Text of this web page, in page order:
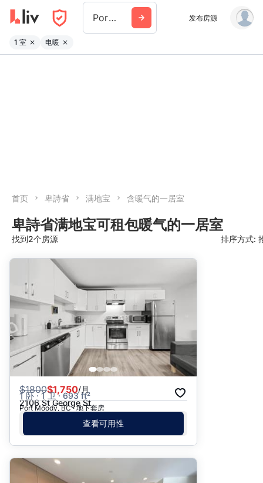
Port Moody 发布房源
1 室 电暖
首页 卑詩省 满地宝 含暖气的一居室
卑詩省满地宝可租包暖气的一居室
找到2个房源 排序方式:
日期: 最新日期在前
日期: 过往日期在前
价格 - $$$ 到 $
价格 - $ 到 $$$
$1800$1,750/月
1 卧 · 1 卫 · 693 ft²
2106 St George St
Port Moody, BC · 地下套房
查看可用性